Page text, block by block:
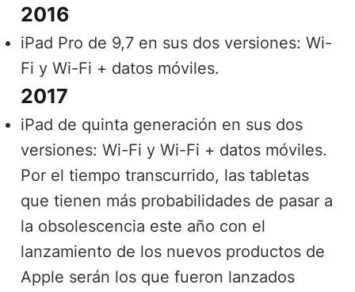
2016
iPad Pro de 9,7 en sus dos versiones: Wi-
Fi y Wi-Fi + datos móviles.
2017
iPad de quinta generación en sus dos
versiones: Wi-Fi y Wi-Fi + datos móviles.
Por el tiempo transcurrido, las tabletas
que tienen más probabilidades de pasar a
la obsolescencia este año con el
lanzamiento de los nuevos productos de
Apple serán los que fueron lanzados